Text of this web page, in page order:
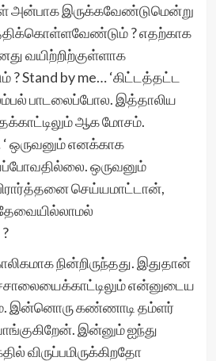
அன்பாக இருக்கவேண்டுமென்று
? எதற்காக
வயிற்றிற்குள்ளாக
Stand by me… ‘கிட்டத்தட்ட
பாடலைப்போல. இத்தாலிய
ஆக மோசம்.
‘ ஒருவனும் எனக்காக
ஒருவனும்
செய்யமாட்டான்,
நின்றிருந்தது. இதுதான்
என்னுடைய
இன்னொரு கண்ணாடி தம்ளர்
இன்னும் ஐந்து
விருப்பமிருக்கிறதோ